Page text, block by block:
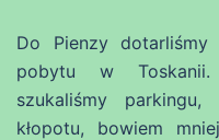
Do Pienzy
pobytu w
szukaliśmy
kłopotu, bowiem